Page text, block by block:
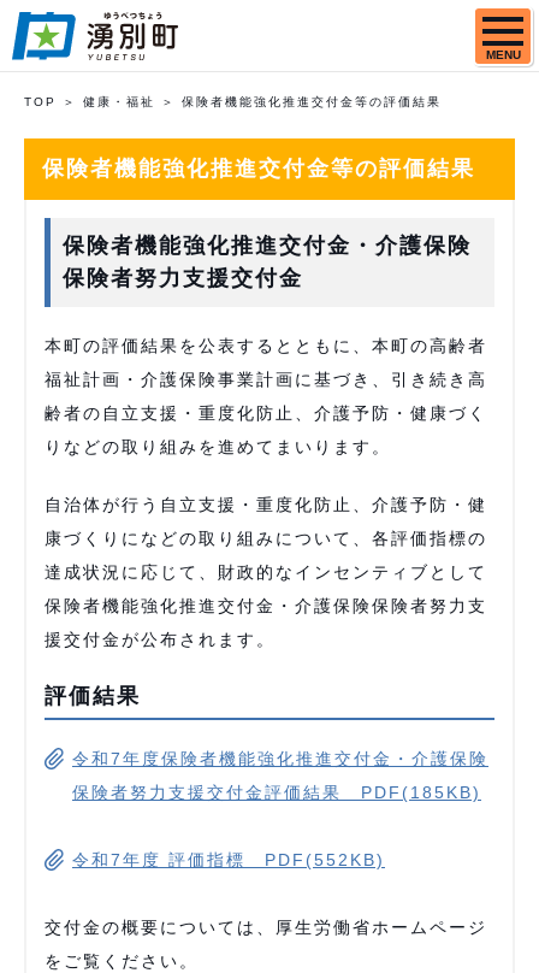
MENU
TOP 健康・福祉 保険者機能強化推進交付金等の評価結果
保険者機能強化推進交付金等の評価結果
保険者機能強化推進交付金・介護保険
保険者努力支援交付金
本町の評価結果を公表するとともに、本町の高齢者
福祉計画・介護保険事業計画に基づき、引き続き高
齢者の自立支援・重度化防止、介護予防・健康づく
りなどの取り組みを進めてまいります。
自治体が行う自立支援・重度化防止、介護予防・健
康づくりになどの取り組みについて、各評価指標の
達成状況に応じて、財政的なインセンティブとして
保険者機能強化推進交付金・介護保険保険者努力支
援交付金が公布されます。
評価結果
令和7年度保険者機能強化推進交付金・介護保険
保険者努力支援交付金評価結果 PDF(185KB)
令和7年度 評価指標 PDF(552KB)
交付金の概要については、厚生労働省ホームページ
をご覧ください。